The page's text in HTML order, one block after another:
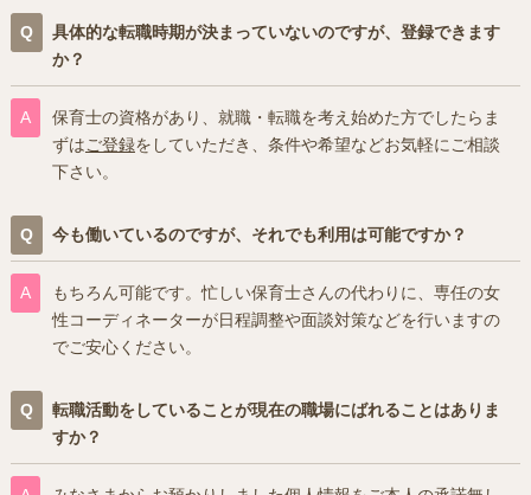
具体的な転職時期が決まっていないのですが、登録できます
か？
保育士の資格があり、就職・転職を考え始めた方でしたらま
ずはご登録をしていただき、条件や希望などお気軽にご相談
下さい。
今も働いているのですが、それでも利用は可能ですか？
もちろん可能です。忙しい保育士さんの代わりに、専任の女
性コーディネーターが日程調整や面談対策などを行いますの
でご安心ください。
転職活動をしていることが現在の職場にばれることはありま
すか？